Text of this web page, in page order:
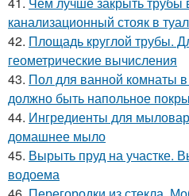
канализационный стояк в
42. Площадь круглой трубы.
геометрические вычисления
43. Пол для ванной комнаты
должно быть напольное
44. Ингредиенты для
домашнее мыло
45. Вырыть пруд на участке.
водоема